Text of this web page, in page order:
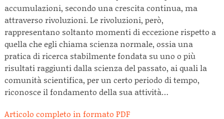
accumulazioni, secondo una crescita continua, ma
attraverso rivoluzioni. Le rivoluzioni, però,
rappresentano soltanto momenti di eccezione rispetto a
quella che egli chiama scienza normale, ossia una
pratica di ricerca stabilmente fondata su uno o più
risultati raggiunti dalla scienza del passato, ai quali la
comunità scientifica, per un certo periodo di tempo,
riconosce il fondamento della sua attività…
Articolo completo in formato PDF